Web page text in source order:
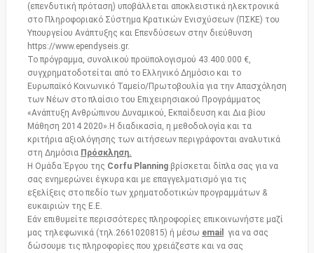
(επενδυτική πρόταση) υποβάλλεται αποκλειστικά ηλεκτρονικά
στο Πληροφοριακό Σύστημα Κρατικών Ενισχύσεων (ΠΣΚΕ) του
Υπουργείου Ανάπτυξης και Επενδύσεων στην διεύθυνση
https://www.ependyseis.gr.
Το πρόγραμμα, συνολικού προϋπολογισμού 43.400.000 €,
συγχρηματοδοτείται από το Ελληνικό Δημόσιο και το
Ευρωπαϊκό Κοινωνικό Ταμείο/Πρωτοβουλία για την Απασχόληση
των Νέων στο πλαίσιο του Επιχειρησιακού Προγράμματος
«Ανάπτυξη Ανθρώπινου Δυναμικού, Εκπαίδευση και Δια βίου
Μάθηση 2014 2020».Η διαδικασία, η μεθοδολογία και τα
κριτήρια αξιολόγησης των αιτήσεων περιγράφονται αναλυτικά
στη Δημόσια Πρόσκληση.
Η Ομάδα Έργου της Corfu Planning βρίσκεται δίπλα σας για να
σας ενημερώνει έγκυρα και με επαγγελματισμό για τις
εξελίξεις στο πεδίο των χρηματοδοτικών προγραμμάτων &
ευκαιριών της Ε.Ε.
Εάν επιθυμείτε περισσότερες πληροφορίες επικοινωνήστε μαζί
μας τηλεφωνικά (τηλ.2661020815) ή μέσω email
για να σας
δώσουμε τις πληροφορίες που χρειάζεστε και να σας